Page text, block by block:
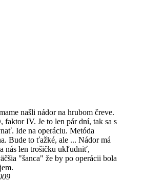
našli nádor na hrubom čreve.
IV. Je to len pár dní, tak sa s
Ide na operáciu. Metóda
Bude to ťažké, ale ... Nádor má
nás len trošičku ukľudniť,
"šanca" že by po operácii bola